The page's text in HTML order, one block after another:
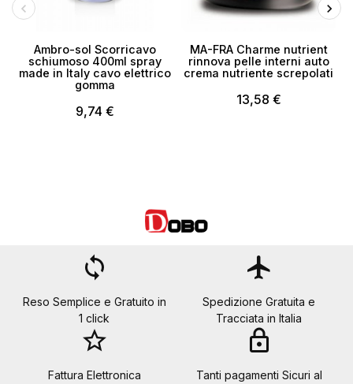
Ambro-sol Scorricavo
schiumoso 400ml spray
made in Italy cavo elettrico
gomma
9,74 €
MA-FRA Charme nutrient
rinnova pelle interni auto
crema nutriente screpolati
13,58 €
loop
Reso Semplice e Gratuito in
1 click
flight
Spedizione Gratuita e
Tracciata in Italia
star_border
Fattura Elettronica
lock
Tanti pagamenti Sicuri al